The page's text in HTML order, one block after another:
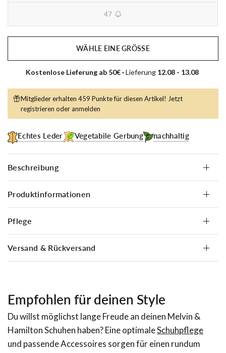
47
unavailable
WÄHLE EINE GRÖSSE
Kostenlose Lieferung ab 50€ · Lieferung 12.08 - 13.08
Mitglieder erhalten 459 Punkte für diesen Artikel! Jetzt
registrieren oderanmelden
Echtes Leder Vegetabile Gerbung nachhaltig
Beschreibung
Produktinformationen
Pflege
Versand & Rückversand
Empfohlen für deinen Style
Du willst möglichst lange Freude an deinen Melvin &
Hamilton Schuhen haben? Eine optimaleSchuhpflege
und passende Accessoires sorgen für einen rundum